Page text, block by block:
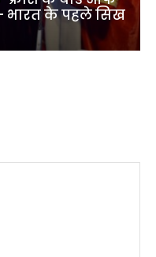
– भारत के पहले सिख